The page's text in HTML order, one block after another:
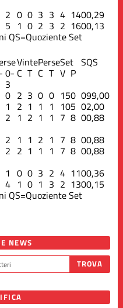
2 0 0 3 3 4 1400,29
5 1 0 2 3 2 1600,13
QS=Quoziente Set
VintePerseSet SQS
0-
3
C T C T V P
0 2 3 0 0 150 099,00
1 2 1 1 1 105 02,00
2 1 2 1 1 7 8 00,88
2 1 1 2 1 7 8 00,88
2 2 1 1 1 7 8 00,88
1 0 0 3 2 4 1100,36
4 1 0 1 3 2 1300,15
QS=Quoziente Set
NEWS